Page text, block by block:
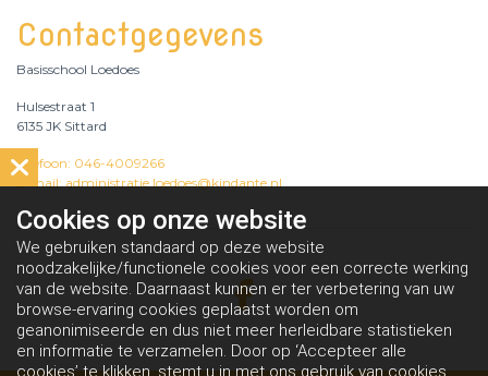
Contactgegevens
Basisschool Loedoes
Hulsestraat 1
6135 JK Sittard
Telefoon: 046-4009266
E-mail: administratie.loedoes@kindante.nl
Cookies op onze website
We gebruiken standaard op deze website
noodzakelijke/functionele cookies voor een correcte werking
van de website. Daarnaast kunnen er ter verbetering van uw
browse-ervaring cookies geplaatst worden om
geanonimiseerde en dus niet meer herleidbare statistieken
en informatie te verzamelen. Door op ‘Accepteer alle
cookies’ te klikken, stemt u in met ons gebruik van cookies.